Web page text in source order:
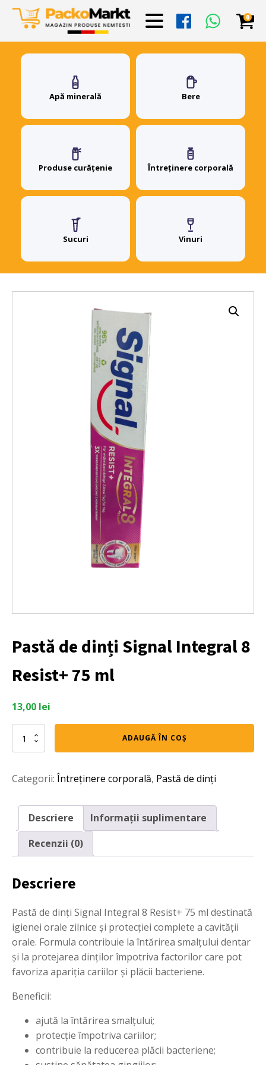
0
Apă minerală Bere
Produse curățenie Întreținere corporală
Sucuri Vinuri
Pastă de dinți Signal Integral 8
Resist+ 75 ml
13,00 lei
Cantitate
Signal
Resist+
ml
ADAUGĂ ÎN COȘ
Categorii: Întreținere corporală, Pastă de dinți
Descriere
Informații suplimentare
Recenzii (0)
Descriere
Pastă de dinți Signal Integral 8 Resist+ 75 ml destinată
igienei orale zilnice și protecției complete a cavității
orale. Formula contribuie la întărirea smalțului dentar
și la protejarea dinților împotriva factorilor care pot
favoriza apariția cariilor și plăcii bacteriene.
Beneficii:
ajută la întărirea smalțului;
protecție împotriva cariilor;
contribuie la reducerea plăcii bacteriene;